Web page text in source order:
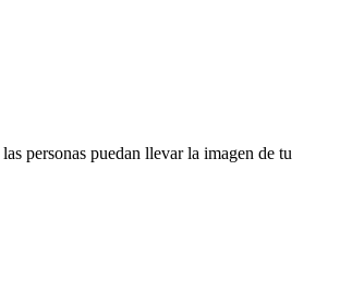
personas puedan llevar la imagen de tu